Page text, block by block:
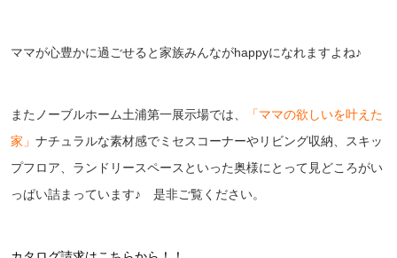
ママが心豊かに過ごせると家族みんながhappyになれますよね♪
またノーブルホーム土浦第一展示場では、
「ママの欲しいを叶えた
家」 ナチュラルな素材感でミセスコーナーやリビング収納、スキッ
プフロア、ランドリースペースといった奥様にとって見どころがい
っぱい詰まっています♪ 是非ご覧ください。